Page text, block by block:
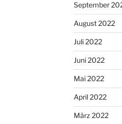
September
August 2022
Juli 2022
Juni 2022
Mai 2022
April 2022
März 2022